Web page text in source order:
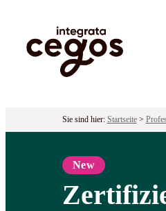
Sie sind hier: Startseite>
New